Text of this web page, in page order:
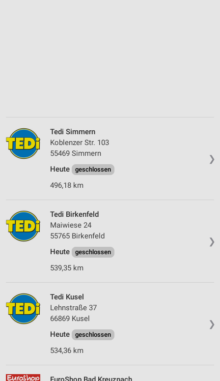
❯
Tedi Simmern
Koblenzer Str. 103
55469 Simmern
Heute
geschlossen
496,18 km
❯
Tedi Birkenfeld
Maiwiese 24
55765 Birkenfeld
Heute
geschlossen
539,35 km
❯
Tedi Kusel
Lehnstraße 37
66869 Kusel
Heute
geschlossen
534,36 km